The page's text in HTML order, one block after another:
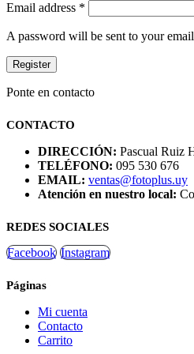
Email address *
A password will be sent to your email
Register
Ponte en contacto
CONTACTO
DIRECCIÓN: Pascual Ruiz
TELÉFONO: 095 530 676
EMAIL: ventas@fotoplus.uy
Atención en nuestro local:
REDES SOCIALES
Facebook Instagram
Páginas
Mi cuenta
Contacto
Carrito